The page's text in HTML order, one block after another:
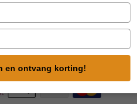
je
in
je
mailadres
en ontvang korting!